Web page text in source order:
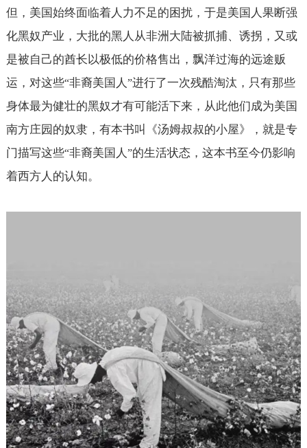
但，美国始终面临着人力不足的困扰，于是美国人果断强
化黑奴产业，大批的黑人从非洲大陆被抓捕、诱拐，又或
是被自己的酋长以极低的价格售出，飘洋过海的远途贩
运，对这些“非裔美国人 ”进行了一次残酷淘汰，只有那些
身体最为健壮的黑奴才有可能活下来，从此他们成为美国
南方庄园的奴隶，有本书叫《汤姆叔叔的小屋》，就是专
门描写这些“非裔美国人 ”的生活状态，这本书至今仍影响
着西方人的认知。